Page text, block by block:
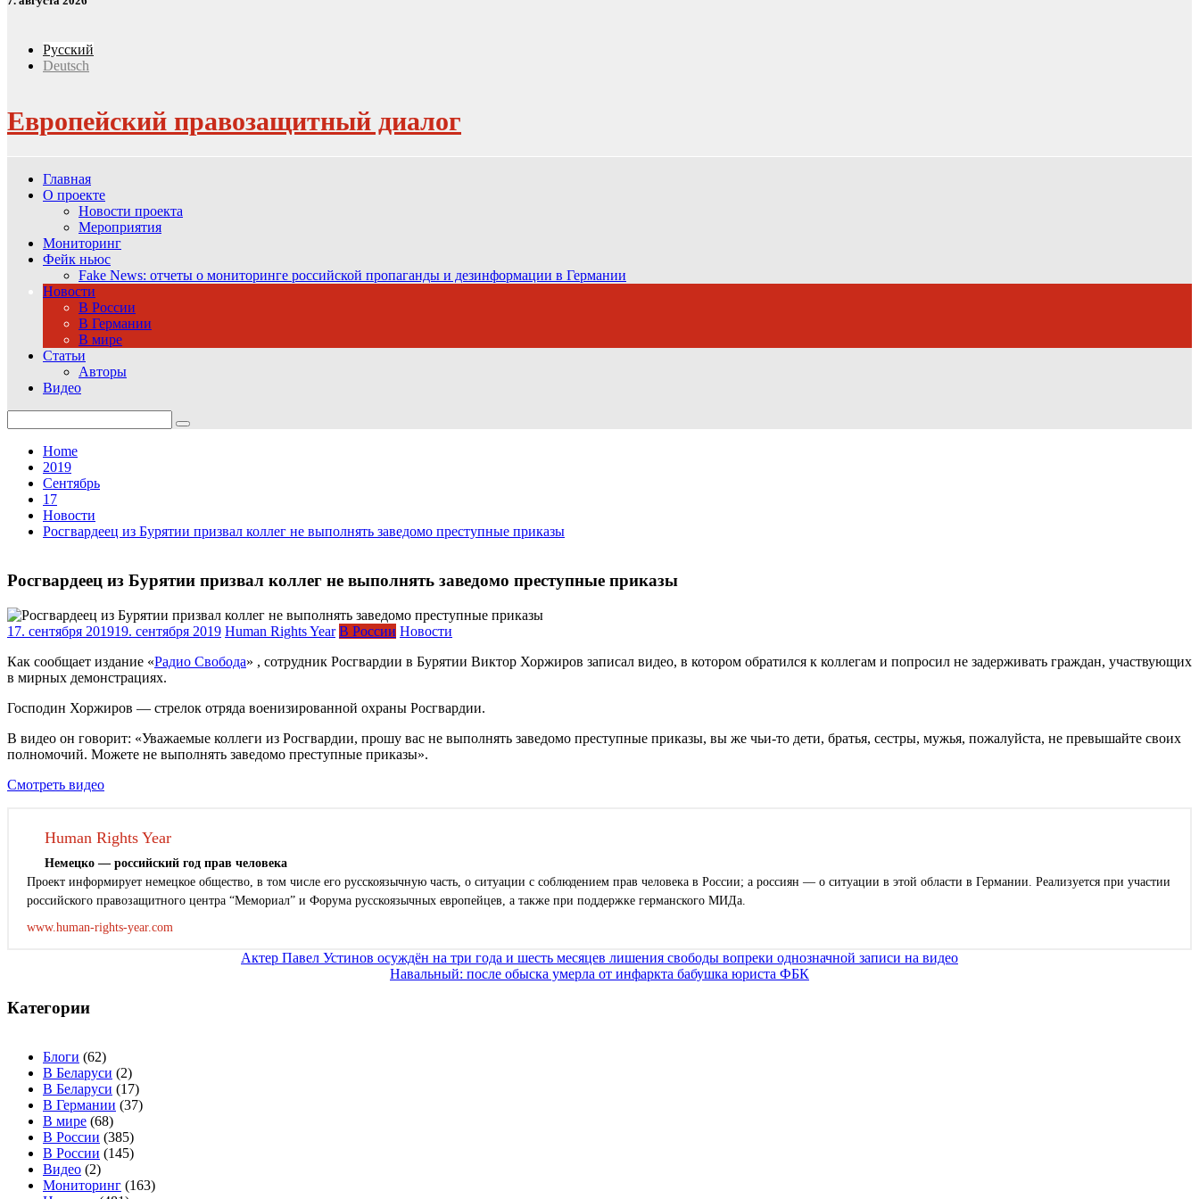
Русский
Deutsch
Европейский правозащитный диалог
Главная
О проекте
Новости проекта
Мероприятия
Мониторинг
Фейк ньюс
Fake News: отчеты о мониторинге российской пропаганды и дезинформации в Германии
Новости
В России
В Германии
В мире
Статьи
Авторы
Видео
for:
Home
2019
Сентябрь
17
Новости
Росгвардеец из Бурятии призвал коллег не выполнять заведомо преступные приказы
Росгвардеец из Бурятии призвал коллег не выполнять заведомо преступные приказы
17. сентября 201919. сентября 2019 Human Rights Year В России Новости
Как сообщает издание «Радио Свобода» , сотрудник Росгвардии в Бурятии Виктор Хоржиров записал видео, в котором обратился к коллегам и попросил не задерживать граждан, участвующих
в мирных демонстрациях.
Господин Хоржиров — стрелок отряда военизированной охраны Росгвардии.
В видео он говорит: «Уважаемые коллеги из Росгвардии, прошу вас не выполнять заведомо преступные приказы, вы же чьи-то дети, братья, сестры, мужья, пожалуйста, не превышайте своих
полномочий. Можете не выполнять заведомо преступные приказы».
Смотреть видео
Human Rights Year
Немецко — российский год прав человека
Проект информирует немецкое общество, в том числе его русскоязычную часть, о ситуации с соблюдением прав человека в России; а россиян — о ситуации в этой области в Германии. Реализуется при участии
российского правозащитного центра “Мемориал” и Форума русскоязычных европейцев, а также при поддержке германского МИДа.
www.human-rights-year.com
записям
Актер Павел Устинов осуждён на три года и шесть месяцев лишения свободы вопреки однозначной записи на видео
Навальный: после обыска умерла от инфаркта бабушка юриста ФБК
Категории
Блоги (62)
В Беларуси (2)
В Беларуси (17)
В Германии (37)
В мире (68)
В России (385)
В России (145)
Видео (2)
Мониторинг (163)